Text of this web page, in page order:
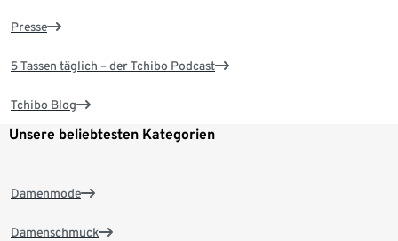
Presse
5 Tassen täglich – der Tchibo Podcast
Tchibo Blog
Unsere beliebtesten Kategorien
Damenmode
Damenschmuck